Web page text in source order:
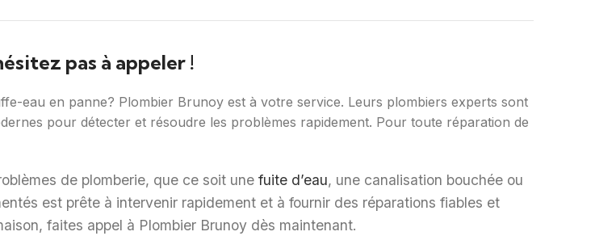
pas à appeler !
eau en panne? Plombier Brunoy est à votre service. Leurs plombiers experts sont
pour détecter et résoudre les problèmes rapidement. Pour toute réparation de
de plomberie, que ce soit une fuite d’eau, une canalisation bouchée ou
est prête à intervenir rapidement et à fournir des réparations fiables et
faites appel à Plombier Brunoy dès maintenant.